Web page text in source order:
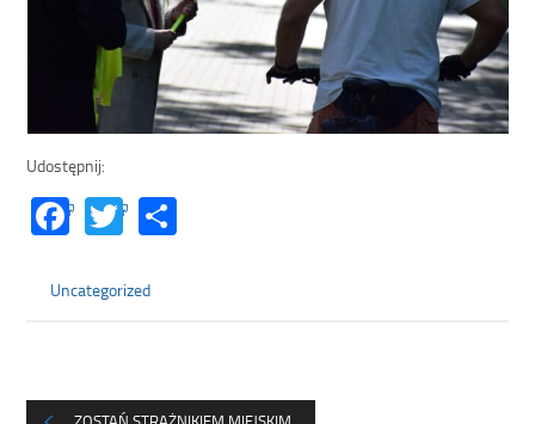
Udostępnij:
Facebook
Twitter
Uncategorized